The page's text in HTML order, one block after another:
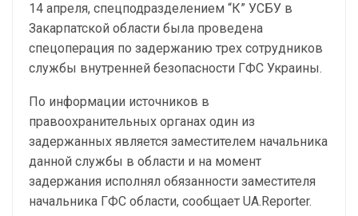
14 апреля, спецподразделением “К” УСБУ в
Закарпатской области была проведена
спецоперация по задержанию трех сотрудников
службы внутренней безопасности ГФС Украины.
По информации источников в
правоохранительных органах один из
задержанных является заместителем начальника
данной службы в области и на момент
задержания исполнял обязанности заместителя
начальника ГФС области, сообщает UA.Reporter.